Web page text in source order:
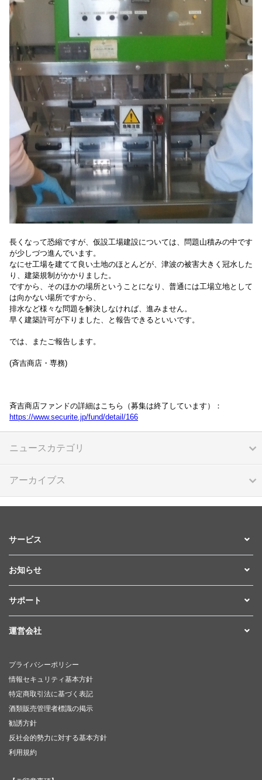
長くなって恐縮ですが、仮設工場建設については、 問題山積みの中です
が少しづつ進んでいます。
なにせ工場を建てて良い土地のほとんどが、 津波の被害大きく冠水した
り、建築規制がかかりました。
ですから、そのほかの場所ということになり、 普通には工場立地として
は向かない場所ですから、
排水など様々な問題を解決しなければ、進みません。
早く建築許可が下りました、と報告できるといいです。
では、またご報告します。
(斉吉商店・専務)
斉吉商店ファンドの詳細はこちら（募集は終了しています）：
https://www.securite.jp/fund/detail/166
ニュースカテゴリ
アーカイブス
サービス
お知らせ
サポート
運営会社
プライバシーポリシー
情報セキュリティ基本方針
特定商取引法に基づく表記
酒類販売管理者標識の掲示
勧誘方針
反社会的勢力に対する基本方針
利用規約